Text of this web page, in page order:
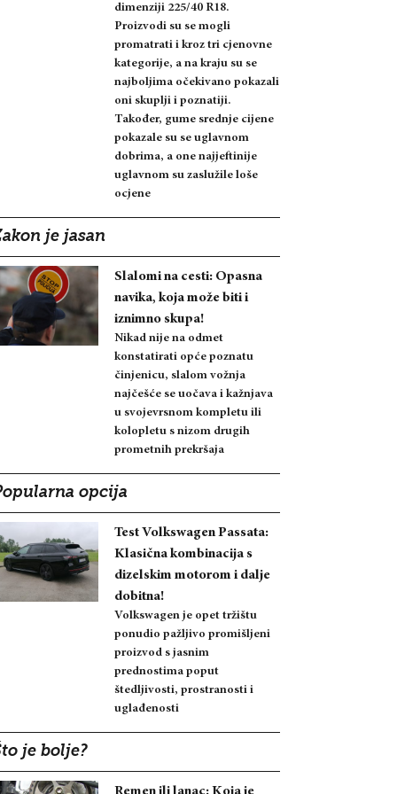
dimenziji 225/40 R18.
Proizvodi su se mogli
promatrati i kroz tri cjenovne
kategorije, a na kraju su se
najboljima očekivano pokazali
oni skuplji i poznatiji.
Također, gume srednje cijene
pokazale su se uglavnom
dobrima, a one najjeftinije
uglavnom su zaslužile loše
ocjene
je jasan
Slalomi na cesti: Opasna
navika, koja može biti i
iznimno skupa!
Nikad nije na odmet
konstatirati opće poznatu
činjenicu, slalom vožnja
najčešće se uočava i kažnjava
u svojevrsnom kompletu ili
kolopletu s nizom drugih
prometnih prekršaja
opcija
Test Volkswagen Passata:
Klasična kombinacija s
dizelskim motorom i dalje
dobitna!
Volkswagen je opet tržištu
ponudio pažljivo promišljeni
proizvod s jasnim
prednostima poput
štedljivosti, prostranosti i
uglađenosti
je bolje?